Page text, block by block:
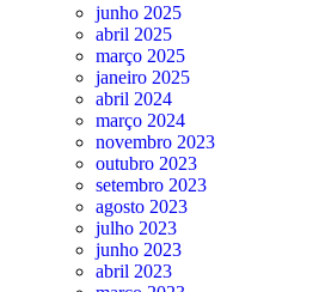
junho 2025
abril 2025
março 2025
janeiro 2025
abril 2024
março 2024
novembro 2023
outubro 2023
setembro 2023
agosto 2023
julho 2023
junho 2023
abril 2023